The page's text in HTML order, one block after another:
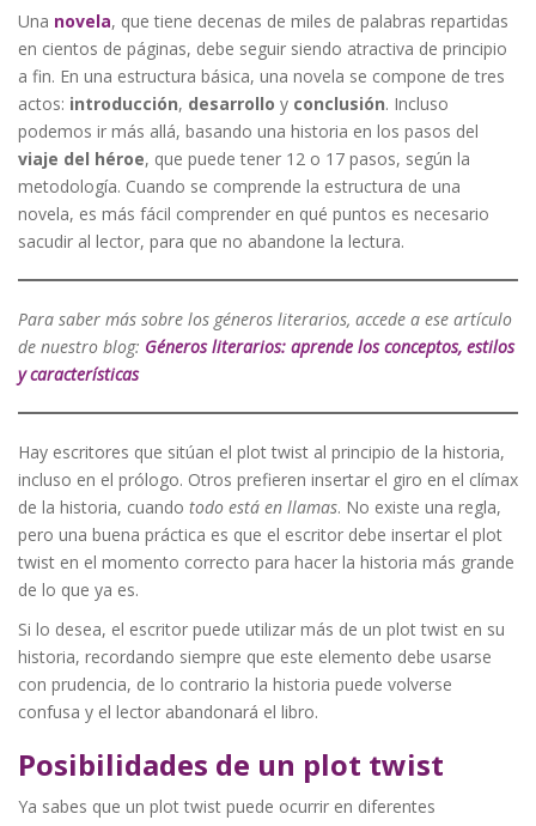
Una novela, que tiene decenas de miles de palabras repartidas
en cientos de páginas, debe seguir siendo atractiva de principio
a fin. En una estructura básica, una novela se compone de tres
actos: introducción, desarrollo y conclusión. Incluso
podemos ir más allá, basando una historia en los pasos del
viaje del héroe, que puede tener 12 o 17 pasos, según la
metodología. Cuando se comprende la estructura de una
novela, es más fácil comprender en qué puntos es necesario
sacudir al lector, para que no abandone la lectura.
Para saber más sobre los géneros literarios, accede a ese artículo
de nuestro blog: Géneros literarios: aprende los conceptos, estilos
y características
Hay escritores que sitúan el plot twist al principio de la historia,
incluso en el prólogo. Otros prefieren insertar el giro en el clímax
de la historia, cuando todo está en llamas. No existe una regla,
pero una buena práctica es que el escritor debe insertar el plot
twist en el momento correcto para hacer la historia más grande
de lo que ya es.
Si lo desea, el escritor puede utilizar más de un plot twist en su
historia, recordando siempre que este elemento debe usarse
con prudencia, de lo contrario la historia puede volverse
confusa y el lector abandonará el libro.
Posibilidades de un plot twist
Ya sabes que un plot twist puede ocurrir en diferentes